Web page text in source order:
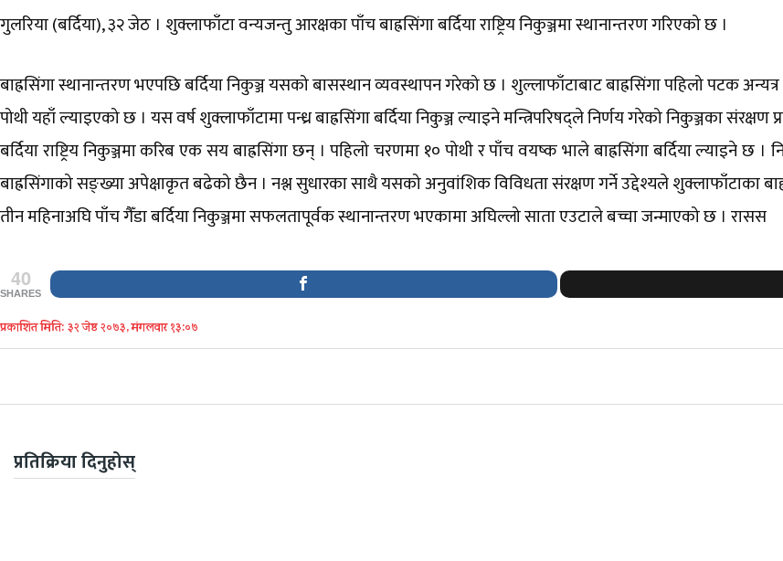
गुलरिया (बर्दिया), ३२ जेठ । शुक्लाफाँटा वन्यजन्तु आरक्षका पाँच बाह्रसिंगा बर्दिया राष्ट्रिय निकुञ्जमा स्थानान्तरण गरिएको छ ।
बाह्रसिंगा स्थानान्तरण भएपछि बर्दिया निकुञ्ज यसको बासस्थान व्यवस्थापन गरेको छ । शुल्लाफाँटाबाट बाह्रसिंगा पहिलो पटक
पोथी यहाँ ल्याइएको छ । यस वर्ष शुक्लाफाँटामा पन्ध्र बाह्रसिंगा बर्दिया निकुञ्ज ल्याइने मन्त्रिपरिषद्ले निर्णय गरेको निकुञ्जका
बर्दिया राष्ट्रिय निकुञ्जमा करिब एक सय बाह्रसिंगा छन् । पहिलो चरणमा १० पोथी र पाँच वयष्क भाले बाह्रसिंगा बर्दिया ल्याइने छ
बाह्रसिंगाको सङ्ख्या अपेक्षाकृत बढेको छैन । नश्ल सुधारका साथै यसको अनुवांशिक विविधता संरक्षण गर्ने उद्देश्यले शुक्लाफाँटाका
तीन महिनाअघि पाँच गैँडा बर्दिया निकुञ्जमा सफलतापूर्वक स्थानान्तरण भएकामा अघिल्लो साता एउटाले बच्चा जन्माएको छ । रासस
40
SHARES
प्रकाशित मिति: ३२ जेष्ठ २०७३, मंगलवार १३:०७
प्रतिक्रिया दिनुहोस्